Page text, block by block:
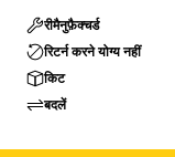
रीमैनुफ़ैक्चर्ड
रिटर्न करने योग्य नहीं
किट
बदलें